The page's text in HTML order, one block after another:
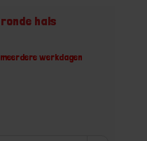
hals
werkdagen